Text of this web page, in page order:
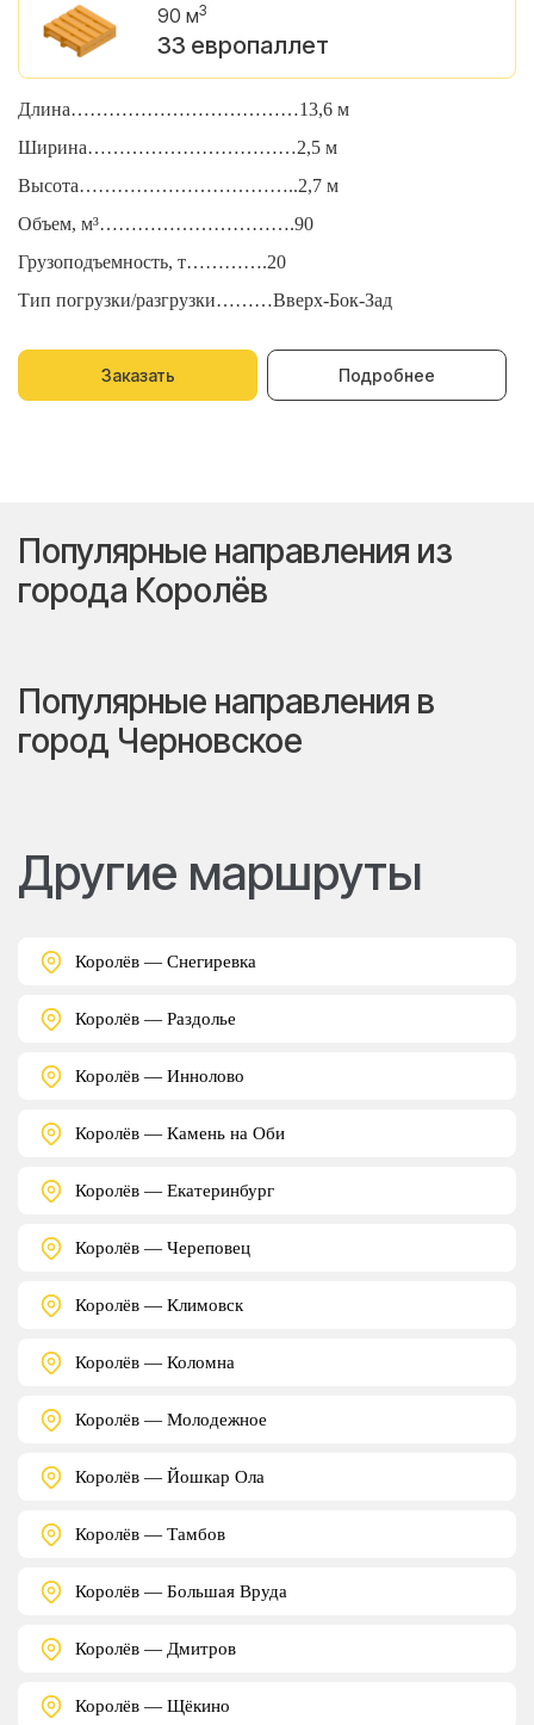
90 м3
33 европаллет
Длина………………………………13,6 м
Ширина……………………………2,5 м
Высота……………………………..2,7 м
Объем, м³………………………….90
Грузоподъемность, т………….20
Тип погрузки/разгрузки………Вверх-Бок-Зад
Заказать Подробнее
Популярные направления из
города Королёв
Популярные направления в
город Черновское
Другие маршруты
Королёв — Снегиревка
Королёв — Раздолье
Королёв — Иннолово
Королёв — Камень на Оби
Королёв — Екатеринбург
Королёв — Череповец
Королёв — Климовск
Королёв — Коломна
Королёв — Молодежное
Королёв — Йошкар Ола
Королёв — Тамбов
Королёв — Большая Вруда
Королёв — Дмитров
Королёв — Щёкино